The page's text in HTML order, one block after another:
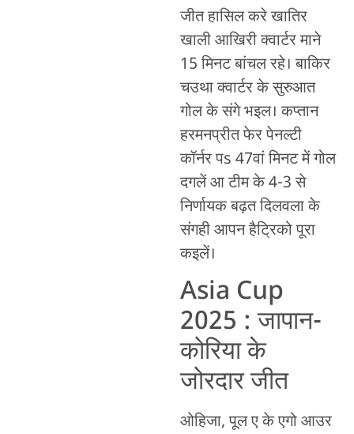
जीत हासिल करे खातिर
खाली आखिरी क्वार्टर माने
15 मिनट बांचल रहे। बाकिर
चउथा क्वार्टर के सुरुआत
गोल के संगे भइल। कप्तान
हरमनप्रीत फेर पेनल्टी
कॉर्नर पs 47वां मिनट में गोल
दगलें आ टीम के 4-3 से
निर्णायक बढ़त दिलवला के
संगही आपन हैट्रिको पूरा
कइलें।
Asia Cup
2025 : जापान-
कोरिया के
जोरदार जीत
ओहिजा, पूल ए के एगो आउर